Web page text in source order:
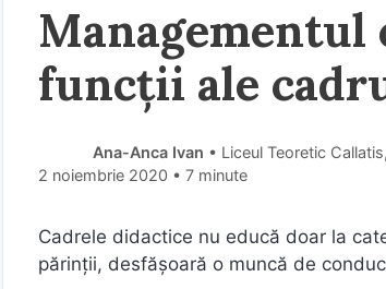
funcții ale
Ana-Anca Ivan • Liceul Teoretic
2 noiembrie 2020 • 7 minute
Cadrele didactice nu educă doar la
părinţii, desfăşoară o muncă de